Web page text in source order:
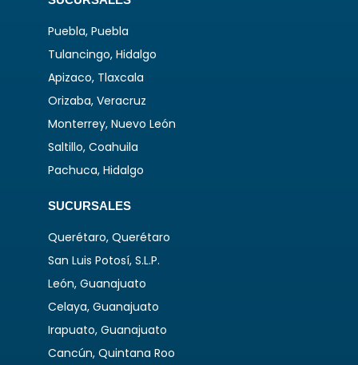
Puebla, Puebla
Tulancingo, Hidalgo
Apizaco, Tlaxcala
Orizaba, Veracruz
Monterrey, Nuevo León
Saltillo, Coahuila
Pachuca, Hidalgo
SUCURSALES
Querétaro, Querétaro
San Luis Potosí, S.L.P.
León, Guanajuato
Celaya, Guanajuato
Irapuato, Guanajuato
Cancún, Quintana Roo